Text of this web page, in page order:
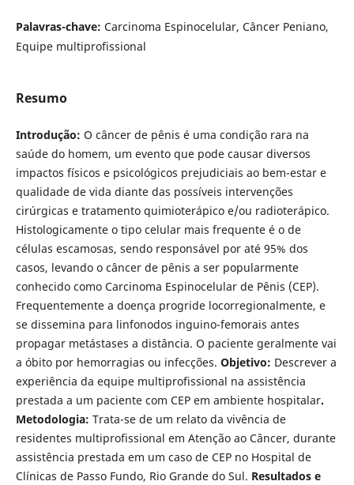
Palavras-chave: Carcinoma Espinocelular, Câncer Peniano,
Equipe multiprofissional
Resumo
Introdução: O câncer de pênis é uma condição rara na
saúde do homem, um evento que pode causar diversos
impactos físicos e psicológicos prejudiciais ao bem-estar e
qualidade de vida diante das possíveis intervenções
cirúrgicas e tratamento quimioterápico e/ou radioterápico.
Histologicamente o tipo celular mais frequente é o de
células escamosas, sendo responsável por até 95% dos
casos, levando o câncer de pênis a ser popularmente
conhecido como Carcinoma Espinocelular de Pênis (CEP).
Frequentemente a doença progride locorregionalmente, e
se dissemina para linfonodos inguino-femorais antes
propagar metástases a distância. O paciente geralmente vai
a óbito por hemorragias ou infecções. Objetivo: Descrever a
experiência da equipe multiprofissional na assistência
prestada a um paciente com CEP em ambiente hospitalar.
Metodologia: Trata-se de um relato da vivência de
residentes multiprofissional em Atenção ao Câncer, durante
assistência prestada em um caso de CEP no Hospital de
Clínicas de Passo Fundo, Rio Grande do Sul. Resultados e